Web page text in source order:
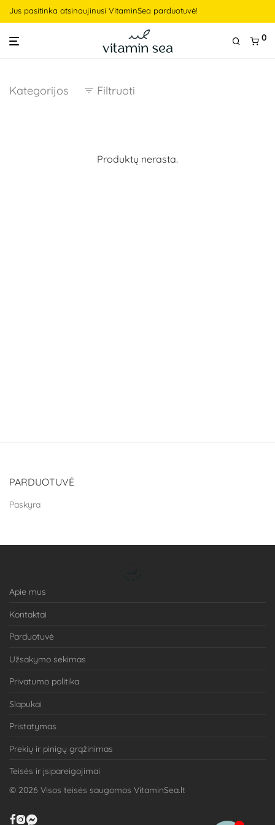
Jus pasitinka atsinaujinusi VitaminSea parduotuvė!
0
Kategorijos Filtruoti
Produktų nerasta.
PARDUOTUVĖ
Paskyra
Apie mus
Kontaktai
Parduotuvė
Užsakymo sekimas
Privatumo politika
Slapukai
Pristatymas
Prekių ir pinigų grąžinimas
Teisės ir įsipareigojimai
© 2026 Visos teisės saugomos VitaminSea.lt